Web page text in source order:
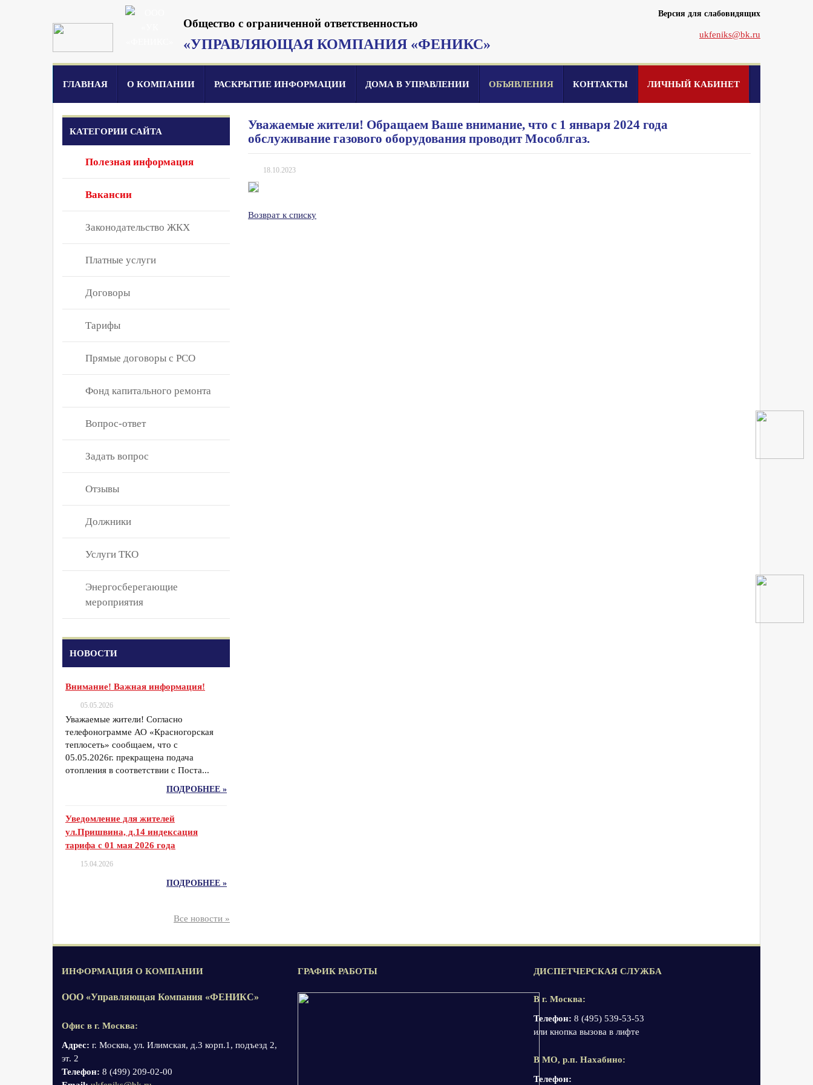
Общество с ограниченной ответственностью
«УПРАВЛЯЮЩАЯ КОМПАНИЯ «ФЕНИКС»
Версия для слабовидящих
ukfeniks@bk.ru
ГЛАВНАЯ О КОМПАНИИ РАСКРЫТИЕ ИНФОРМАЦИИ ДОМА В УПРАВЛЕНИИ ОБЪЯВЛЕНИЯ КОНТАКТЫ ЛИЧНЫЙ КАБИНЕТ
КАТЕГОРИИ САЙТА
Полезная информация
Вакансии
Законодательство ЖКХ
Платные услуги
Договоры
Тарифы
Прямые договоры с РСО
Фонд капитального ремонта
Вопрос-ответ
Задать вопрос
Отзывы
Должники
Услуги ТКО
Энергосберегающие
мероприятия
НОВОСТИ
Внимание! Важная информация!
05.05.2026
Уважаемые жители! Согласно
телефонограмме АО «Красногорская
теплосеть» сообщаем, что с
05.05.2026г. прекращена подача
отопления в соответствии с Поста...
ПОДРОБНЕЕ »
Уведомление для жителей
ул.Пришвина, д.14 индексация
тарифа с 01 мая 2026 года
15.04.2026
ПОДРОБНЕЕ »
Все новости »
Уважаемые жители! Обращаем Ваше внимание, что с 1 января 2024 года
обслуживание газового оборудования проводит Мособлгаз.
18.10.2023
Возврат к списку
ИНФОРМАЦИЯ О КОМПАНИИ
ООО «Управляющая Компания «ФЕНИКС»
Офис в г. Москва:
Адрес: г. Москва, ул. Илимская, д.3 корп.1, подъезд 2,
эт. 2
Телефон: 8 (499) 209-02-00
ГРАФИК РАБОТЫ ДИСПЕТЧЕРСКАЯ СЛУЖБА
В г. Москва:
Телефон: 8 (495) 539-53-53
или кнопка вызова в лифте
В МО, р.п. Нахабино:
Телефон: